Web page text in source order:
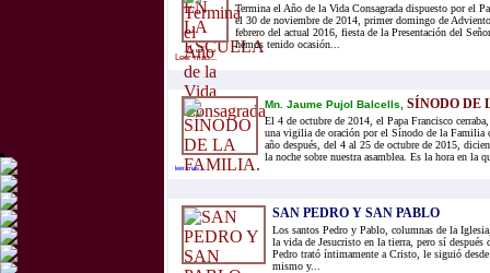
Termina el Año de la Vida Consagrada dispuesto por el
el 30 de noviembre de 2014, primer domingo de
febrero del actual 2016, fiesta de la Presentación del
hemos tenido ocasión...
Leer mas...
Mn. Jaume Pujol Balcells, SÍNODO DE
El 4 de octubre de 2014, el Papa Francisco
una vigilia de oración por el Sínodo de la Familia
año después, del 4 al 25 de octubre de 2015,
la noche sobre nuestra asamblea. Es la hora en la
leer mas...
SAN PEDRO Y SAN PABLO
Los santos Pedro y Pablo, columnas de la
la vida de Jesucristo en la tierra, pero sí después
Pedro trató íntimamente a Cristo, le siguió
mismo y...